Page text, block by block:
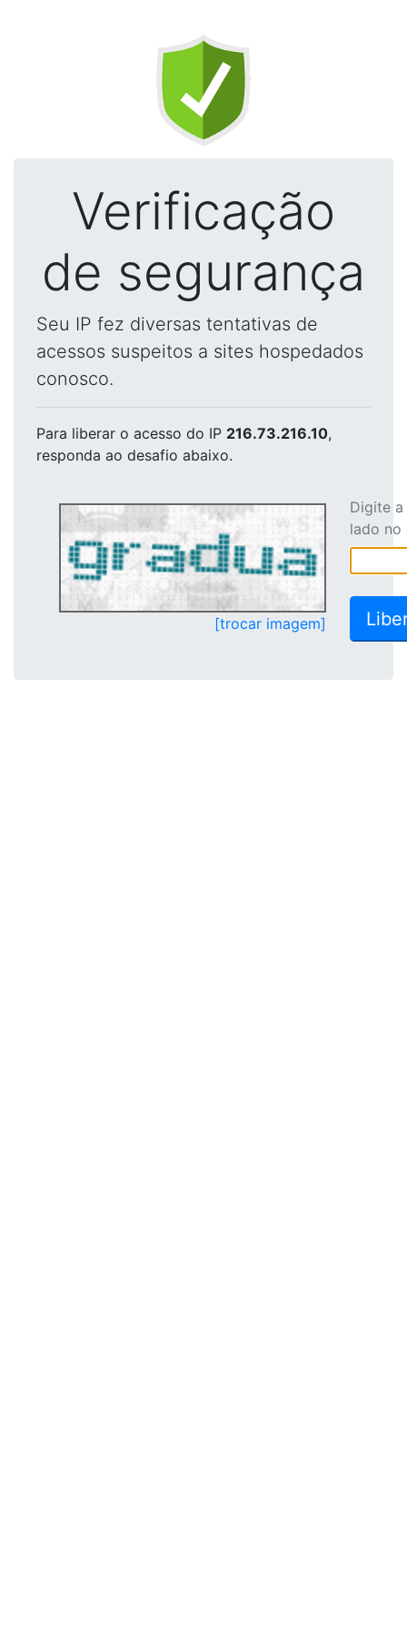
Verificação
de segurança
Seu IP fez diversas tentativas de
acessos suspeitos a sites hospedados
conosco.
Para liberar o acesso do IP 216.73.216.10,
responda ao desafio abaixo.
[trocar imagem]
Digite
lado no